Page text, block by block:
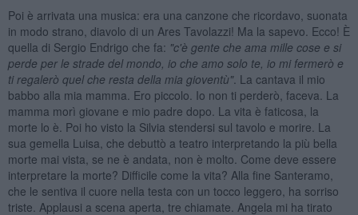
Poi è arrivata una musica: era una canzone che ricordavo, suonata
in modo strano, diavolo di un Ares Tavolazzi! Ma la sapevo. Ecco! È
quella di Sergio Endrigo che fa: "c'è gente che ama mille cose e si
perde per le strade del mondo, io che amo solo te, io mi fermerò e
ti regalerò quel che resta della mia gioventù". La cantava il mio
babbo alla mia mamma. Ero piccolo. Io non ti perderò, faceva. La
mamma morì giovane e mio padre dopo. La vita è faticosa, la
morte lo è. Poi ho visto la Silvia stendersi sul tavolo e morire. La
sua gemella Luisa, che debuttò a teatro interpretando la più bella
morte mai vista, se ne è andata, non è molto. Come deve essere
interpretare la morte? Difficile come la vita? Alla fine Santeramo,
che le sentiva il cuore nella testa con un tocco leggero, ha sorriso
triste. Applausi a scena aperta, tre chiamate. Angela mi ha tirato